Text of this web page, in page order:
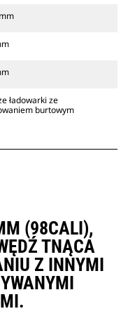
ładowarki ze
burtowym
(98CALI),
TNĄCA
Z INNYMI